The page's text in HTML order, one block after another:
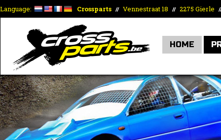
Language: Crossparts // Vennestraat 18 // 2275 Gierle
HOME